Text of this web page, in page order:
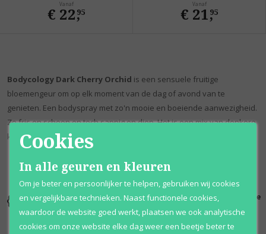
Vanaf
€ 22,
95
Vanaf
€ 21,
95
Bodycology Dark Cherry Orchid is een sensuele fruitige
bloemengeur om op elk moment van de dag of avond van te
genieten. Een bodyspray met zo'n mooie en boeiende aanwezigheid.
Zo fris en schoon en toch sappig en diep. Het is een mix van donkere
kersenorchideeën en sappige perzik.
Kortingen
tot wel 70%
Al 12 jaar
100% originele
Cookies
In alle geuren en kleuren
Om je beter en persoonlijker te helpen, gebruiken wij cookies
en vergelijkbare technieken. Naast functionele cookies,
waardoor de website goed werkt, plaatsen we ook analytische
cookies om onze website elke dag weer een beetje beter te